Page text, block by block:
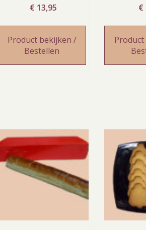
€ 13,95
Product bekijken /
Bestellen
€